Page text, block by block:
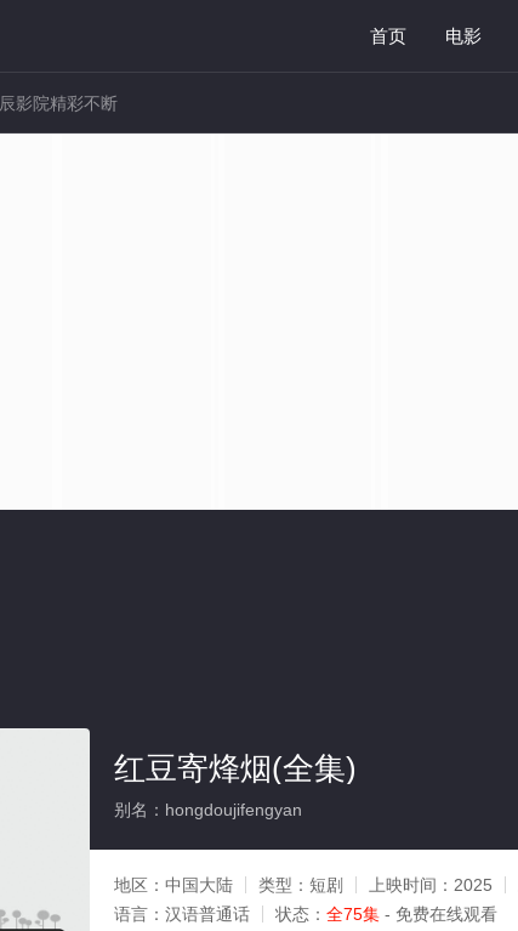
首页 电影
红豆寄烽烟(全集)
别名：hongdoujifengyan
地区： 中国大陆 类型： 短剧 上映时间： 2025
语言： 汉语普通话 状态： 全75集 - 免费在线观看